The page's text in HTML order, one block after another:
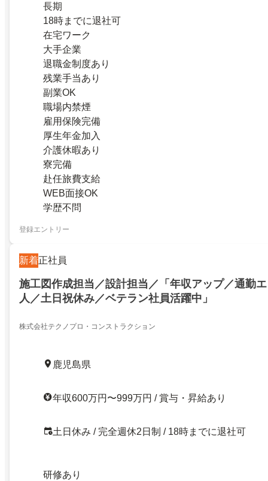
長期
18時までに退社可
在宅ワーク
大手企業
退職金制度あり
残業手当あり
副業OK
職場内禁煙
雇用保険完備
厚生年金加入
介護休暇あり
寮完備
赴任旅費支給
WEB面接OK
学歴不問
登録エントリー
新着正社員
施工図作成担当／設計担当／「年収アップ／通勤
人／土日祝休み／ベテラン社員活躍中」
株式会社テクノプロ・コンストラクション
鹿児島県
年収600万円〜999万円 / 賞与・昇給あり
土日休み / 完全週休2日制 / 18時までに退社可
研修あり